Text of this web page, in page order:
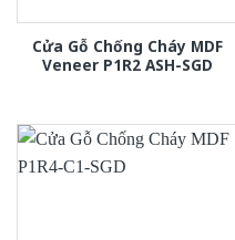
Cửa Gỗ Chống Cháy MDF
Veneer P1R2 ASH-SGD